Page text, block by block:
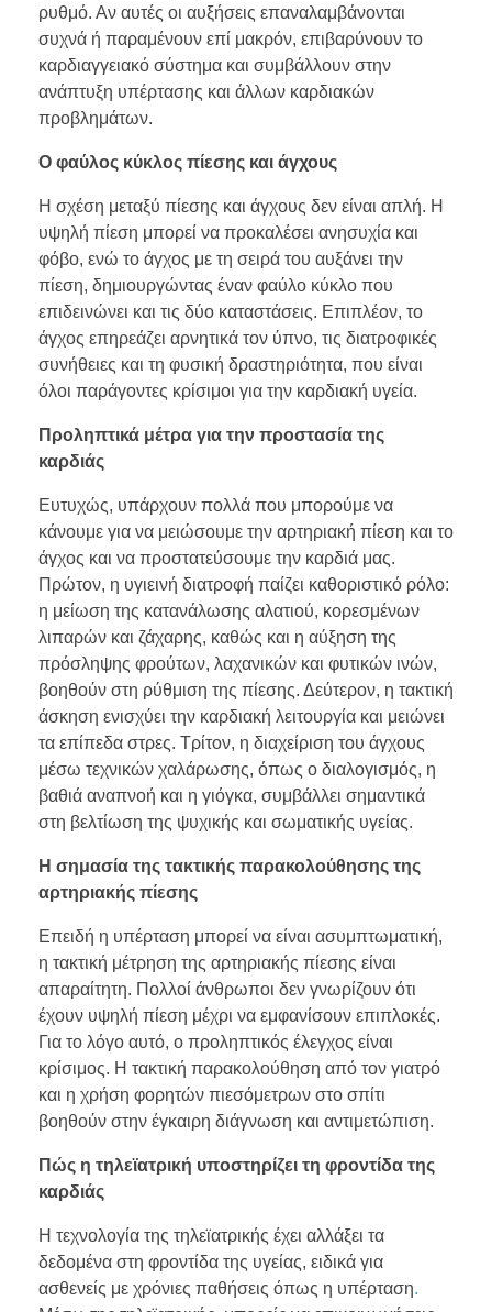
ρυθμό. Αν αυτές οι αυξήσεις επαναλαμβάνονται
συχνά ή παραμένουν επί μακρόν, επιβαρύνουν το
καρδιαγγειακό σύστημα και συμβάλλουν στην
ανάπτυξη υπέρτασης και άλλων καρδιακών
προβλημάτων.
Ο φαύλος κύκλος πίεσης και άγχους
Η σχέση μεταξύ πίεσης και άγχους δεν είναι απλή. Η
υψηλή πίεση μπορεί να προκαλέσει ανησυχία και
φόβο, ενώ το άγχος με τη σειρά του αυξάνει την
πίεση, δημιουργώντας έναν φαύλο κύκλο που
επιδεινώνει και τις δύο καταστάσεις. Επιπλέον, το
άγχος επηρεάζει αρνητικά τον ύπνο, τις διατροφικές
συνήθειες και τη φυσική δραστηριότητα, που είναι
όλοι παράγοντες κρίσιμοι για την καρδιακή υγεία.
Προληπτικά μέτρα για την προστασία της
καρδιάς
Ευτυχώς, υπάρχουν πολλά που μπορούμε να
κάνουμε για να μειώσουμε την αρτηριακή πίεση και το
άγχος και να προστατεύσουμε την καρδιά μας.
Πρώτον, η υγιεινή διατροφή παίζει καθοριστικό ρόλο:
η μείωση της κατανάλωσης αλατιού, κορεσμένων
λιπαρών και ζάχαρης, καθώς και η αύξηση της
πρόσληψης φρούτων, λαχανικών και φυτικών ινών,
βοηθούν στη ρύθμιση της πίεσης. Δεύτερον, η τακτική
άσκηση ενισχύει την καρδιακή λειτουργία και μειώνει
τα επίπεδα στρες. Τρίτον, η διαχείριση του άγχους
μέσω τεχνικών χαλάρωσης, όπως ο διαλογισμός, η
βαθιά αναπνοή και η γιόγκα, συμβάλλει σημαντικά
στη βελτίωση της ψυχικής και σωματικής υγείας.
Η σημασία της τακτικής παρακολούθησης της
αρτηριακής πίεσης
Επειδή η υπέρταση μπορεί να είναι ασυμπτωματική,
η τακτική μέτρηση της αρτηριακής πίεσης είναι
απαραίτητη. Πολλοί άνθρωποι δεν γνωρίζουν ότι
έχουν υψηλή πίεση μέχρι να εμφανίσουν επιπλοκές.
Για το λόγο αυτό, ο προληπτικός έλεγχος είναι
κρίσιμος. Η τακτική παρακολούθηση από τον γιατρό
και η χρήση φορητών πιεσόμετρων στο σπίτι
βοηθούν στην έγκαιρη διάγνωση και αντιμετώπιση.
Πώς η τηλεϊατρική υποστηρίζει τη φροντίδα της
καρδιάς
Η τεχνολογία της τηλεϊατρικής έχει αλλάξει τα
δεδομένα στη φροντίδα της υγείας, ειδικά για
ασθενείς με χρόνιες παθήσεις όπως η υπέρταση.